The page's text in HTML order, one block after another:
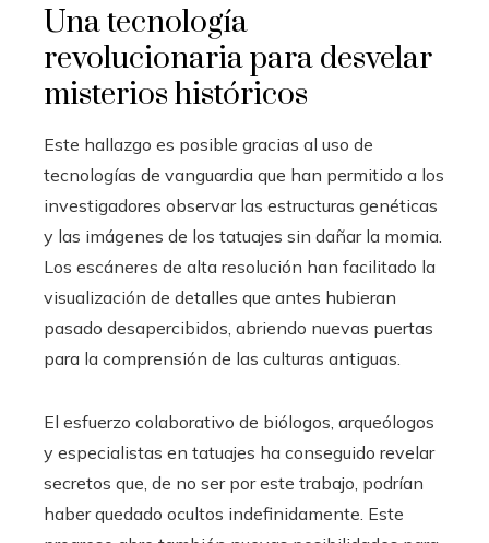
Una tecnología
revolucionaria para desvelar
misterios históricos
Este hallazgo es posible gracias al uso de
tecnologías de vanguardia que han permitido a los
investigadores observar las estructuras genéticas
y las imágenes de los tatuajes sin dañar la momia.
Los escáneres de alta resolución han facilitado la
visualización de detalles que antes hubieran
pasado desapercibidos, abriendo nuevas puertas
para la comprensión de las culturas antiguas.
El esfuerzo colaborativo de biólogos, arqueólogos
y especialistas en tatuajes ha conseguido revelar
secretos que, de no ser por este trabajo, podrían
haber quedado ocultos indefinidamente. Este